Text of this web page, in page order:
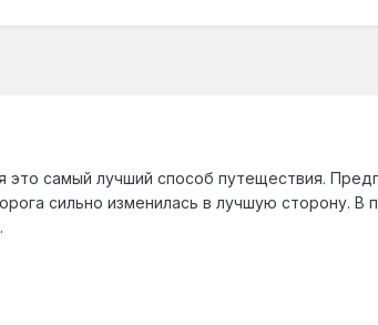
самый лучший способ путеществия.
сильно изменилась в лучшую сторону.